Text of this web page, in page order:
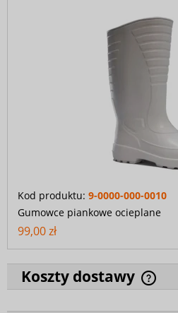
Kod produktu: 9-0000-000-0010
Gumowce piankowe ocieplane
99,00 zł
Koszty dostawy